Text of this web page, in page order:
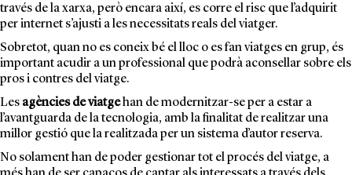
través de la xarxa, però encara així, es corre el risc que l’adquirit
per internet s’ajusti a les necessitats reals del viatger.
Sobretot, quan no es coneix bé el lloc o es fan viatges en grup, és
important acudir a un professional que podrà aconsellar sobre els
pros i contres del viatge.
Les agències de viatgehan de modernitzar-se per a estar a
l’avantguarda de la tecnologia, amb la finalitat de realitzar una
millor gestió que la realitzada per un sistema d’autor reserva.
No solament han de poder gestionar tot el procés del viatge, a